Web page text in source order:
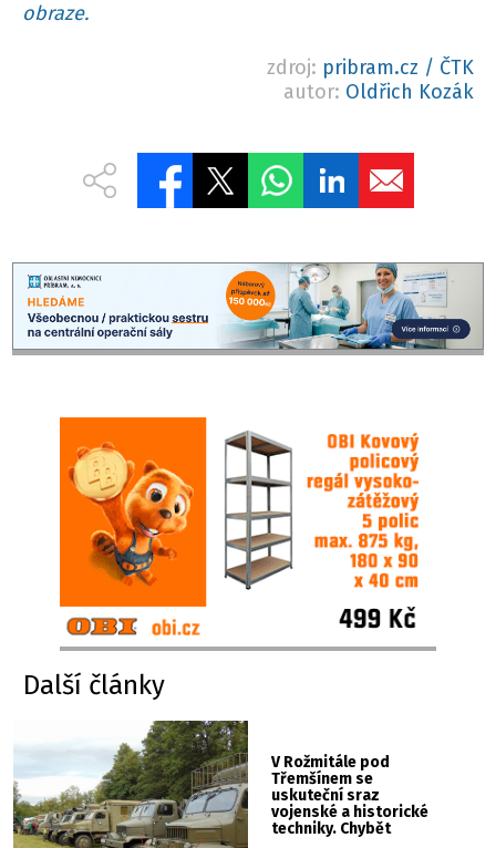
obraze.
zdroj: pribram.cz / ČTK
autor: Oldřich Kozák
Další články
V Rožmitále pod
Třemšínem se
uskuteční sraz
vojenské a historické
techniky. Chybět